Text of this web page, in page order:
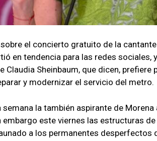
el concierto gratuito de la
en tendencia para las redes sociales,
Claudia Sheinbaum, que dicen,
y modernizar el servicio del metro.
semana la también aspirante de
embargo este viernes las estructuras
a los permanentes desperfectos